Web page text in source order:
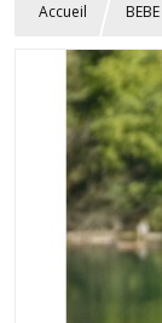
Accueil BEBE